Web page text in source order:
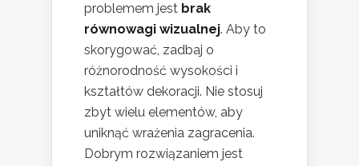
problemem jest brak
równowagi wizualnej. Aby to
skorygować, zadbaj o
różnorodność wysokości i
kształtów dekoracji. Nie stosuj
zbyt wielu elementów, aby
uniknąć wrażenia zagracenia.
Dobrym rozwiązaniem jest